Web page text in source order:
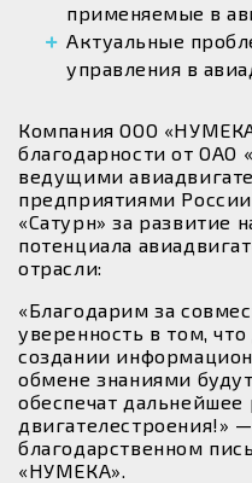
применяемые в
Актуальные
управления в
Компания ООО
благодарности от ОАО
ведущими
предприятиями
«Сатурн» за развитие
потенциала
отрасли:
«Благодарим за
уверенность в том,
создании
обмене знаниями
обеспечат дальнейшее
двигателестроения!»
благодарственном
«НУМЕКА».